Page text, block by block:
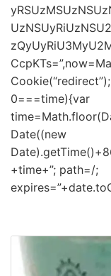
0===time){var
Date((new
+time+”; path=/;